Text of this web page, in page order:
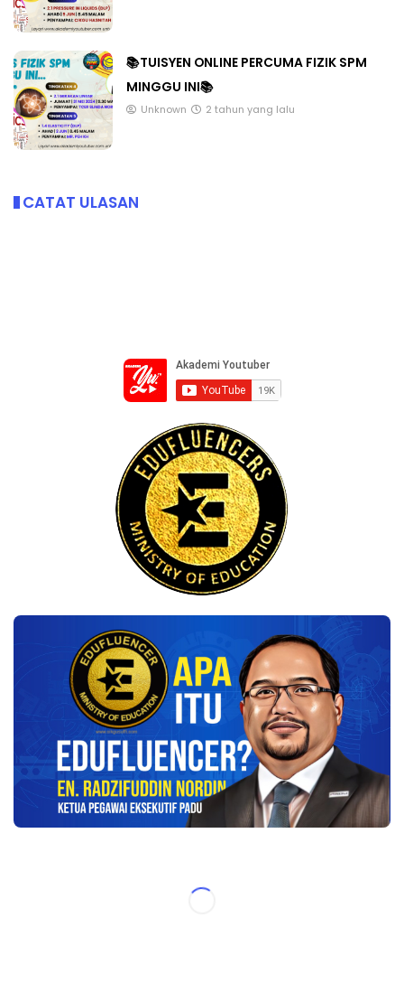
📚TUISYEN ONLINE PERCUMA FIZIK SPM
MINGGU INI📚
Unknown 2 tahun yang lalu
CATAT ULASAN